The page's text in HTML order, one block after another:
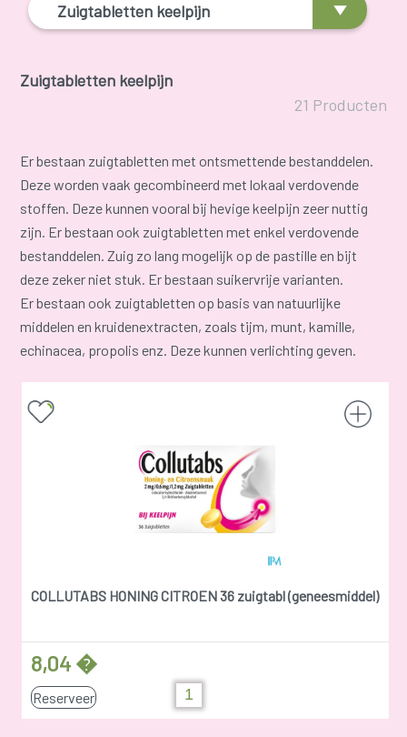
Zuigtabletten keelpijn
Zuigtabletten keelpijn
21 Producten
Er bestaan zuigtabletten met ontsmettende bestanddelen.
Deze worden vaak gecombineerd met lokaal verdovende
stoffen. Deze kunnen vooral bij hevige keelpijn zeer nuttig
zijn. Er bestaan ook zuigtabletten met enkel verdovende
bestanddelen. Zuig zo lang mogelijk op de pastille en bijt
deze zeker niet stuk. Er bestaan suikervrije varianten.
Er bestaan ook zuigtabletten op basis van natuurlijke
middelen en kruidenextracten, zoals tijm, munt, kamille,
echinacea, propolis enz. Deze kunnen verlichting geven.
COLLUTABS HONING CITROEN 36 zuigtabl (geneesmiddel)
8,04 �
Reserveer